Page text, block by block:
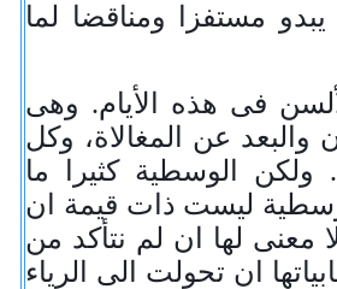
مستفزا ومناقضا لما
فى هذه الأيام. وهى
والبعد عن المغالاة، وكل
الوسطية كثيرا ما
ليست ذات قيمة ان
لها ان لم نتأكد من
ان تحولت الى الرياء